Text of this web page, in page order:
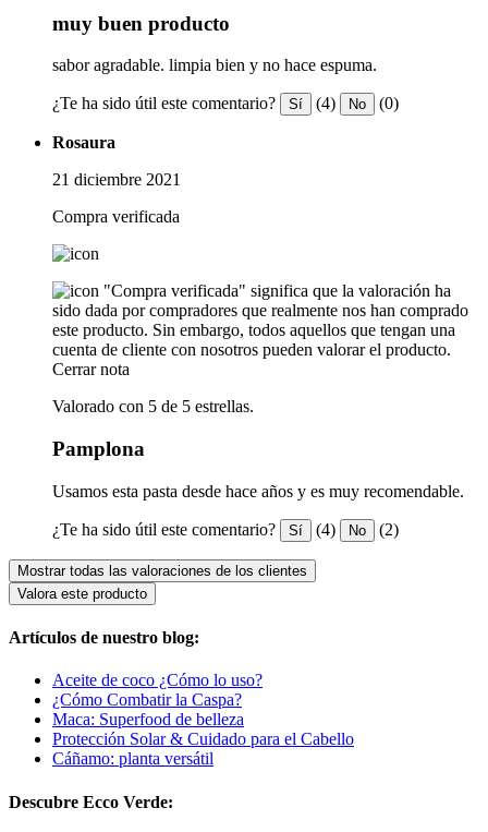
muy buen producto
sabor agradable. limpia bien y no hace espuma.
¿Te ha sido útil este comentario? Sí (4) No (0)
Rosaura
21 diciembre 2021
Compra verificada
"Compra verificada" significa que la valoración ha
sido dada por compradores que realmente nos han comprado
este producto. Sin embargo, todos aquellos que tengan una
cuenta de cliente con nosotros pueden valorar el producto.
Cerrar nota
Valorado con 5 de 5 estrellas.
Pamplona
Usamos esta pasta desde hace años y es muy recomendable.
¿Te ha sido útil este comentario? Sí (4) No (2)
Mostrar todas las valoraciones de los clientes
Valora este producto
Artículos de nuestro blog:
Aceite de coco ¿Cómo lo uso?
¿Cómo Combatir la Caspa?
Maca: Superfood de belleza
Protección Solar & Cuidado para el Cabello
Cáñamo: planta versátil
Descubre Ecco Verde: